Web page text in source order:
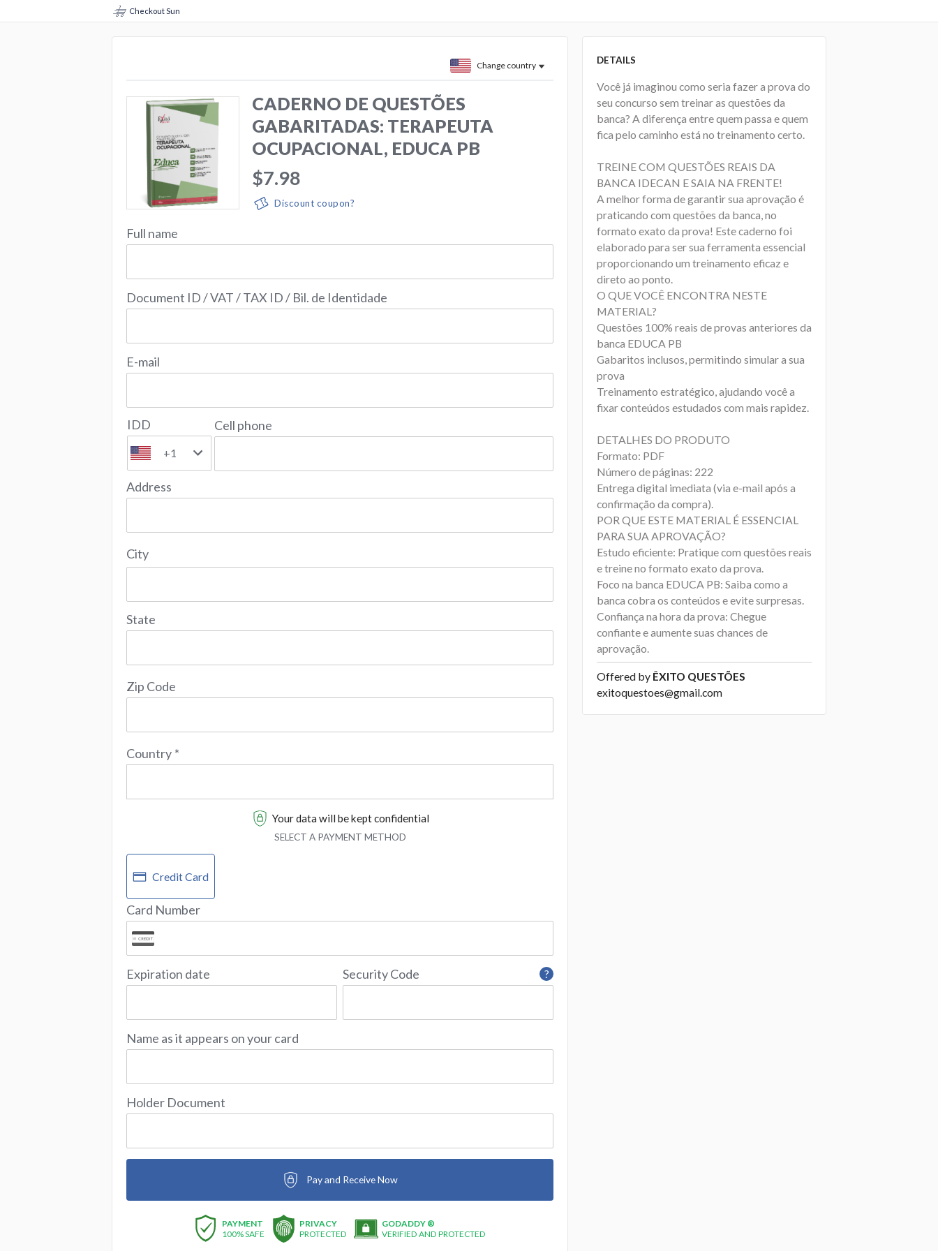
Checkout Sun
Change country
CADERNO DE QUESTÕES
GABARITADAS: TERAPEUTA
OCUPACIONAL, EDUCA PB
$7.98
Discount coupon?
Full name
Document ID / VAT / TAX ID / Bil. de Identidade
E-mail
IDD
+1
Cell phone
Address
City
State
Zip Code
Country *
Your data will be kept confidential
SELECT A PAYMENT METHOD
Credit Card
Card Number
Expiration date ?
Security Code
Name as it appears on your card
Holder Document
Pay and Receive Now
PAYMENT
100% SAFE
PRIVACY
PROTECTED
GODADDY ®
VERIFIED AND PROTECTED
DETAILS
Você já imaginou como seria fazer a prova do
seu concurso sem treinar as questões da
banca? A diferença entre quem passa e quem
fica pelo caminho está no treinamento certo.
TREINE COM QUESTÕES REAIS DA
BANCA IDECAN E SAIA NA FRENTE!
A melhor forma de garantir sua aprovação é
praticando com questões da banca, no
formato exato da prova! Este caderno foi
elaborado para ser sua ferramenta essencial
proporcionando um treinamento eficaz e
direto ao ponto.
O QUE VOCÊ ENCONTRA NESTE
MATERIAL?
Questões 100% reais de provas anteriores da
banca EDUCA PB
Gabaritos inclusos, permitindo simular a sua
prova
Treinamento estratégico, ajudando você a
fixar conteúdos estudados com mais rapidez.
DETALHES DO PRODUTO
Formato: PDF
Número de páginas: 222
Entrega digital imediata (via e-mail após a
confirmação da compra).
POR QUE ESTE MATERIAL É ESSENCIAL
PARA SUA APROVAÇÃO?
Estudo eficiente: Pratique com questões reais
e treine no formato exato da prova.
Foco na banca EDUCA PB: Saiba como a
banca cobra os conteúdos e evite surpresas.
Confiança na hora da prova: Chegue
confiante e aumente suas chances de
aprovação.
Offered by ÊXITO QUESTÕES
exitoquestoes@gmail.com